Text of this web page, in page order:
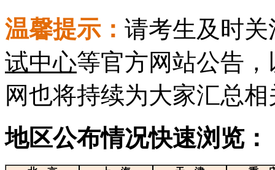
温馨提示： 请考生及时
试中心等官方网站公告
网也将持续为大家汇总
地区公布情况快速浏览：